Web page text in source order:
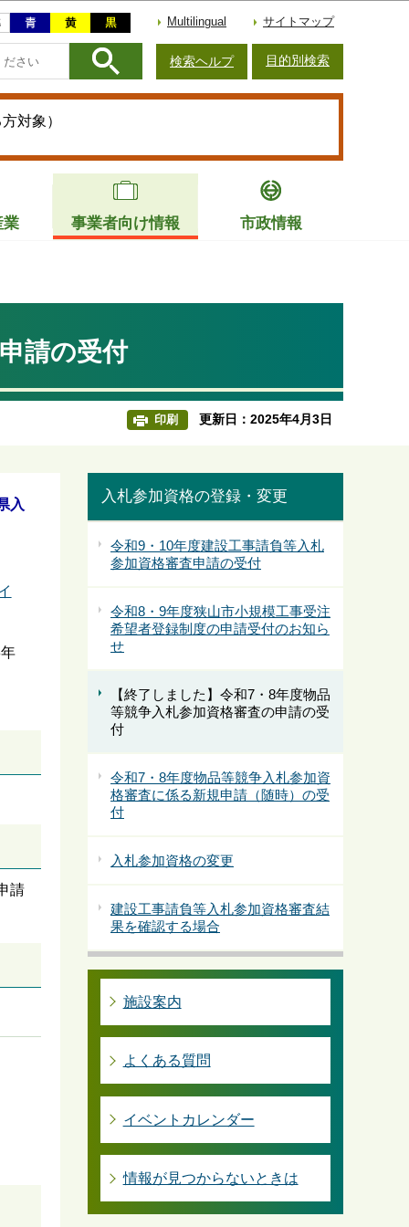
Multilingual サイトマップ
検索ヘルプ 目的別検索
対象）
業 事業者向け情報 市政情報
請の受付
印刷 更新日：2025年4月3日
入
請
入札参加資格の登録・変更
令和9・10年度建設工事請負等入札
参加資格審査申請の受付
令和8・9年度狭山市小規模工事受注
希望者登録制度の申請受付のお知ら
せ
【終了しました】令和7・8年度物品
等競争入札参加資格審査の申請の受
付
令和7・8年度物品等競争入札参加資
格審査に係る新規申請（随時）の受
付
入札参加資格の変更
建設工事請負等入札参加資格審査結
果を確認する場合
施設案内
よくある質問
イベントカレンダー
情報が見つからないときは